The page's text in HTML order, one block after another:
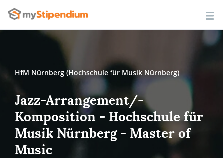
HfM Nürnberg (Hochschule für Musik Nürnberg)
Jazz-Arrangement/-
Komposition - Hochschule für
Musik Nürnberg - Master of
Music